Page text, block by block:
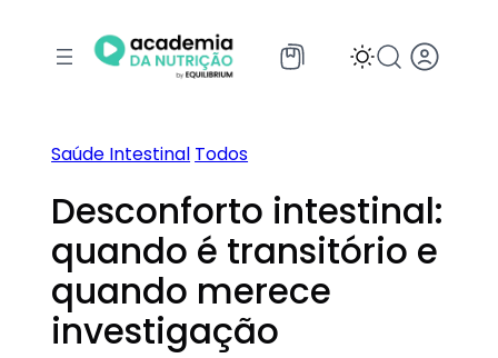
Saúde Intestinal Todos
Desconforto intestinal:
quando é transitório e
quando merece
investigação